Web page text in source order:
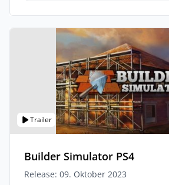
Trailer
Builder Simulator PS4
Release: 09. Oktober 2023